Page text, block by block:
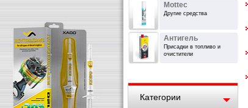
Mottec
Другие средства
Антигель
Присадки в топливо и
очистители
Категории